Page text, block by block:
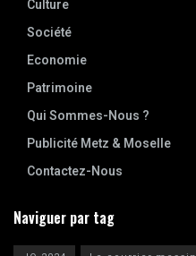
Culture
Société
Economie
Patrimoine
Qui Sommes-Nous ?
Publicité Metz & Moselle
Contactez-Nous
Naviguer par tag